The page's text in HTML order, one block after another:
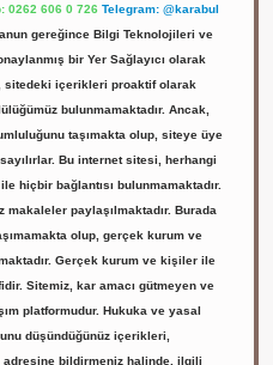
0262 606 0 726 Telegram: @karabul
gereğince Bilgi Teknolojileri ve
bir Yer Sağlayıcı olarak
sitedeki içerikleri proaktif olarak
bulunmamaktadır. Ancak,
taşımakta olup, siteye üye
Bu internet sitesi, herhangi
hiçbir bağlantısı bulunmamaktadır.
makaleler paylaşılmaktadır. Burada
olup, gerçek kurum ve
Gerçek kurum ve kişiler ile
Sitemiz, kar amacı gütmeyen ve
platformudur. Hukuka ve yasal
düşündüğünüz içerikleri,
adresine bildirmeniz halinde, ilgili